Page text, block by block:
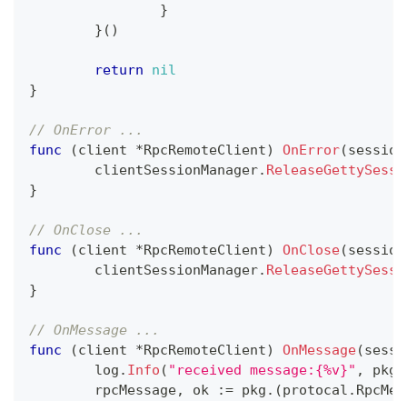
}
} ( )
return
nil
}
// OnError ...
func
(client *RpcRemoteClient) OnError(
	clientSessionManager
.
}
// OnClose ...
func
(client *RpcRemoteClient) OnClose(
	clientSessionManager
.
}
// OnMessage ...
func
(client *RpcRemoteClient) OnMessage(
	log
. Info ( "received message:{%v}" , pkg
	rpcMessage
, ok := pkg . (protocal .